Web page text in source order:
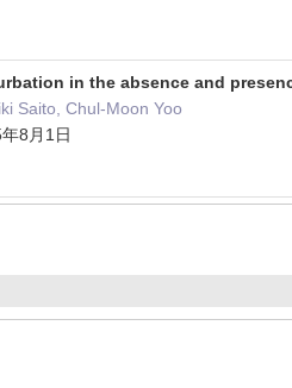
in the absence and
Saito, Chul-Moon Yoo
8月1日